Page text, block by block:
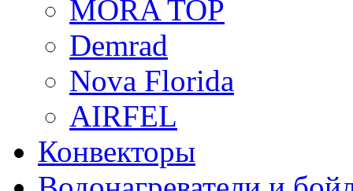
MORA TOP
Demrad
Nova Florida
AIRFEL
Конвекторы